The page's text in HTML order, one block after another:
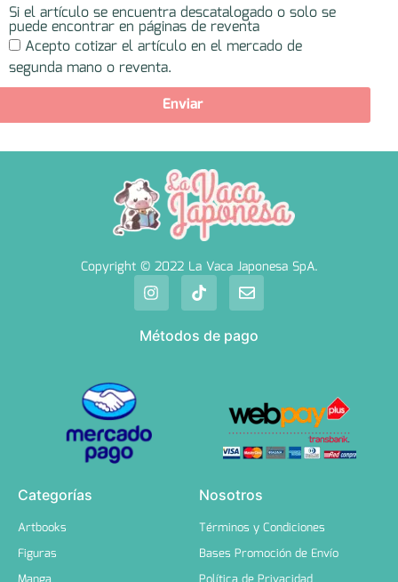
Si el artículo se encuentra descatalogado o solo se
puede encontrar en páginas de reventa
Acepto cotizar el artículo en el mercado de
segunda mano o reventa.
Enviar
Copyright © 2022 La Vaca Japonesa SpA.
Métodos de pago
Categorías
Artbooks
Figuras
Nosotros
Términos y Condiciones
Bases Promoción de Envío